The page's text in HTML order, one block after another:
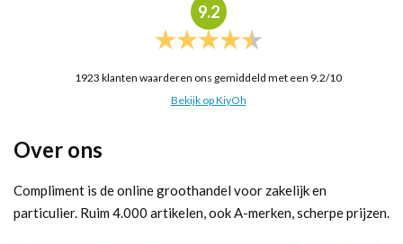
9.2
1923 klanten waarderen ons gemiddeld met een 9.2/10
Bekijk op KiyOh
Over ons
Compliment is de online groothandel voor zakelijk en
particulier. Ruim 4.000 artikelen, ook A-merken, scherpe prijzen.